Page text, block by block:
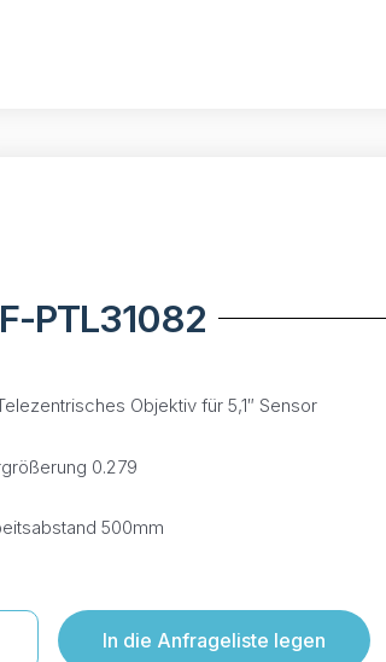
PTL31082
Objektiv für 5,1″ Sensor
0.279
500mm
In die Anfrageliste legen